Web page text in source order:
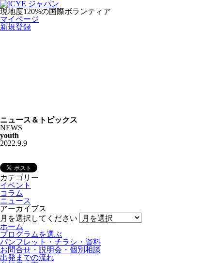
現地度120%の国際ボランティア
マイページ
新規登録
ニュース＆トピックス
NEWS
youth
2022.9.9
カテゴリー
イベント
コラム
ニュース
アーカイブス
月を選択してください
ホーム
プログラムを選ぶ
パンフレット・チラシ・資料
お問合せ・説明会・個別相談
出発までの流れ